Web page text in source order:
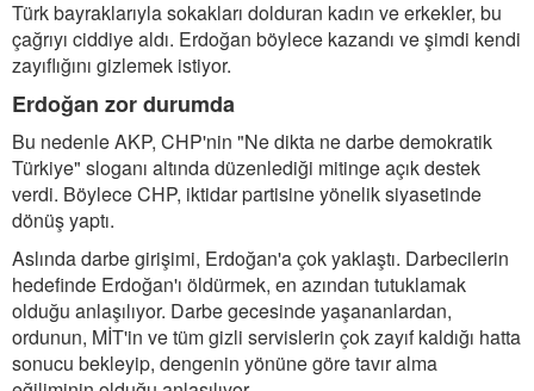
Türk bayraklarıyla sokakları dolduran kadın ve erkekler, bu
çağrıyı ciddiye aldı. Erdoğan böylece kazandı ve şimdi kendi
zayıflığını gizlemek istiyor.
Erdoğan zor durumda
Bu nedenle AKP, CHP'nin "Ne dikta ne darbe demokratik
Türkiye" sloganı altında düzenlediği mitinge açık destek
verdi. Böylece CHP, iktidar partisine yönelik siyasetinde
dönüş yaptı.
Aslında darbe girişimi, Erdoğan'a çok yaklaştı. Darbecilerin
hedefinde Erdoğan'ı öldürmek, en azından tutuklamak
olduğu anlaşılıyor. Darbe gecesinde yaşananlardan,
ordunun, MİT'in ve tüm gizli servislerin çok zayıf kaldığı hatta
sonucu bekleyip, dengenin yönüne göre tavır alma